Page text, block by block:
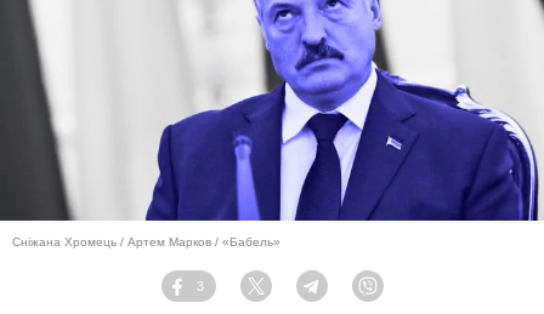
Сніжана Хромець / Артем Марков / «Бабель»
Facebook
3
Twitter TelegramViber